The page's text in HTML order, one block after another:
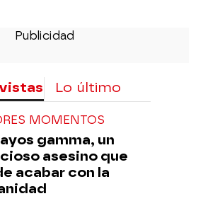
Lo último
MOMENTOS
gamma, un
asesino que
acabar con la